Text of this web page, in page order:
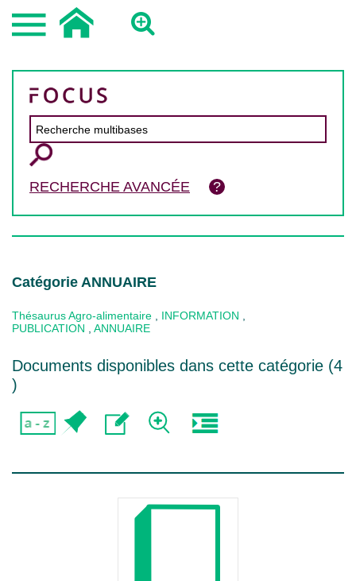
RECHERCHE AVANCÉE
Catégorie ANNUAIRE
Thésaurus Agro-alimentaire INFORMATION
PUBLICATION
ANNUAIRE
Documents disponibles dans cette catégorie (4
)